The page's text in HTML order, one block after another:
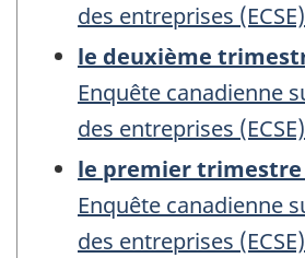
des entreprises (ECSE)
le deuxième
Enquête canadienne
des entreprises (ECSE)
le premier trimestre
Enquête canadienne
des entreprises (ECSE)